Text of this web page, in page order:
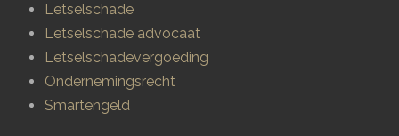
Letselschade
Letselschade advocaat
Letselschadevergoeding
Ondernemingsrecht
Smartengeld